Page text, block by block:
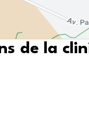
de la